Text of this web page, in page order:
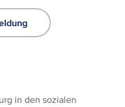
in den sozialen